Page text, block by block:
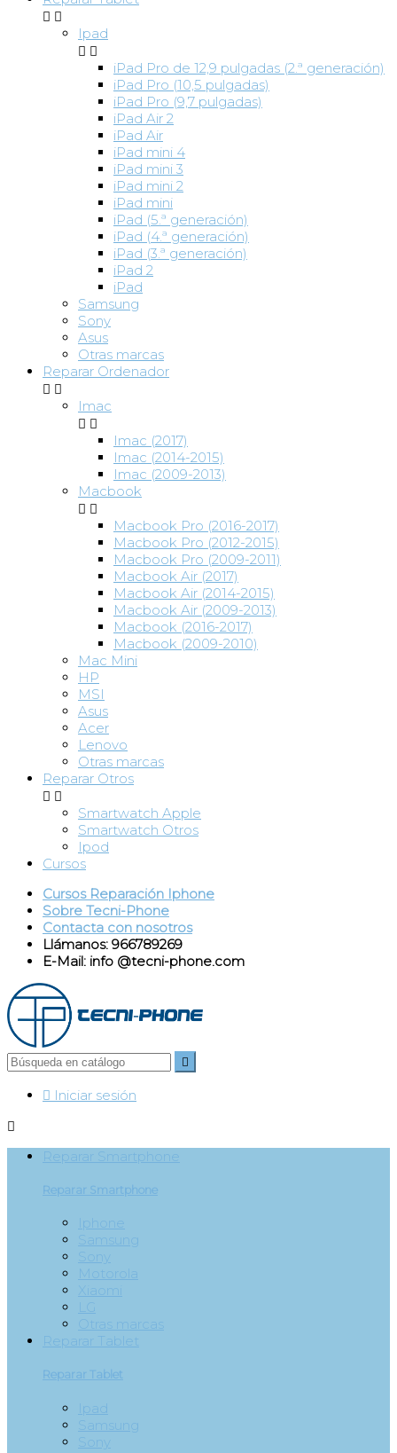
 
Ipad
 
iPad Pro de 12,9 pulgadas (2.ª generación)
iPad Pro (10,5 pulgadas)
iPad Pro (9,7 pulgadas)
iPad Air 2
iPad Air
iPad mini 4
iPad mini 3
iPad mini 2
iPad mini
iPad (5.ª generación)
iPad (4.ª generación)
iPad (3.ª generación)
iPad 2
iPad
Samsung
Sony
Asus
Otras marcas
Reparar Ordenador
 
Imac
 
Imac (2017)
Imac (2014-2015)
Imac (2009-2013)
Macbook
 
Macbook Pro (2016-2017)
Macbook Pro (2012-2015)
Macbook Pro (2009-2011)
Macbook Air (2017)
Macbook Air (2014-2015)
Macbook Air (2009-2013)
Macbook (2016-2017)
Macbook (2009-2010)
Mac Mini
HP
MSI
Asus
Acer
Lenovo
Otras marcas
Reparar Otros
 
Smartwatch Apple
Smartwatch Otros
Ipod
Cursos
Cursos Reparación Iphone
Sobre Tecni-Phone
Contacta con nosotros
Llámanos: 966789269
E-Mail: info @tecni-phone.com

 Iniciar sesión

Reparar Smartphone
Reparar Smartphone
Iphone
Samsung
Sony
Motorola
Xiaomi
LG
Otras marcas
Reparar Tablet
Reparar Tablet
Ipad
Samsung
Sony